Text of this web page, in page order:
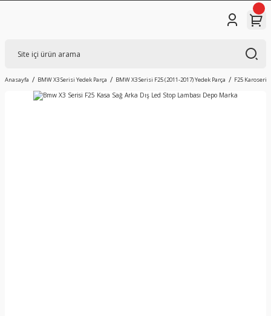
Anasayfa BMW X3 Serisi Yedek Parça BMW X3 Serisi F25 (2011-2017) Yedek Parça F25 Karoseri